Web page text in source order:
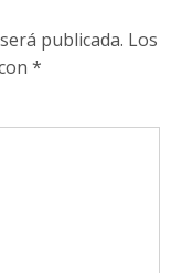
publicada. Los
*